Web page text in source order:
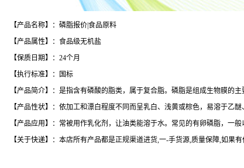
【产品名称】：磷脂报价|食品原料
【产品属性】：食品级无机盐
【保质日期】：24个月
【执行标准】：国标
【产品简介】：是指含有磷酸的脂类，属于复合脂。磷脂是组成生物膜的
【产品性状】：依加工和漂白程度不同而呈乳白、浅黄或棕色，易溶于乙
【产品应用】：常被用作乳化剂，让油类能溶于水。常见的有卵磷脂，一
【关于快递】：本店所有产品都是正规渠道进货,一-手货源,质量保障,如果